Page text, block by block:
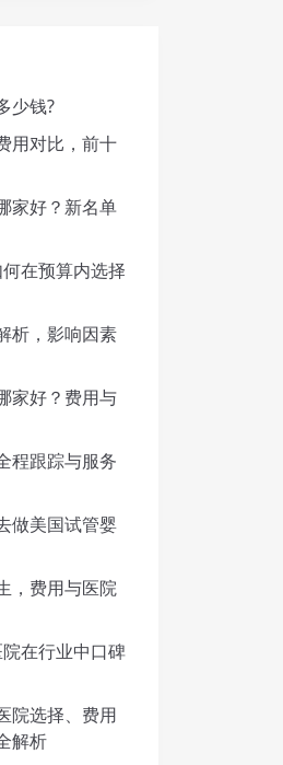
少钱?
用对比，前十
家好？新名单
在预算内选择
析，影响因素
家好？费用与
程跟踪与服务
做美国试管婴
，费用与医院
在行业中口碑
院选择、费用
解析